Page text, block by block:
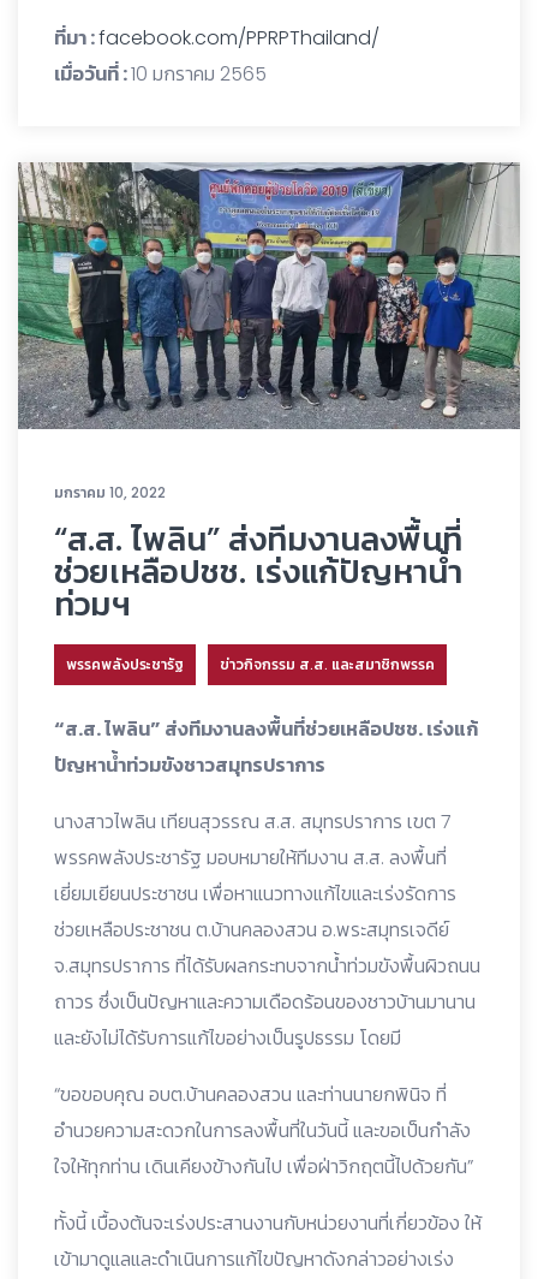
ที่มา :facebook.com/PPRPThailand/
เมื่อวันที่ :10 มกราคม 2565
มกราคม 10, 2022
“ส.ส. ไพลิน” ส่งทีมงานลงพื้นที่
ช่วยเหลือปชช. เร่งแก้ปัญหาน้ำ
ท่วมฯ
พรรคพลังประชารัฐ ข่าวกิจกรรม ส.ส. และสมาชิกพรรค
“ส.ส. ไพลิน” ส่งทีมงานลงพื้นที่ช่วยเหลือปชช. เร่งแก้
ปัญหาน้ำท่วมขังชาวสมุทรปราการ
นางสาวไพลิน เทียนสุวรรณ ส.ส. สมุทรปราการ เขต 7
พรรคพลังประชารัฐ มอบหมายให้ทีมงาน ส.ส. ลงพื้นที่
เยี่ยมเยียนประชาชน เพื่อหาแนวทางแก้ไขและเร่งรัดการ
ช่วยเหลือประชาชน ต.บ้านคลองสวน อ.พระสมุทรเจดีย์
จ.สมุทรปราการ ที่ได้รับผลกระทบจากน้ำท่วมขังพื้นผิวถนน
ถาวร ซึ่งเป็นปัญหาและความเดือดร้อนของชาวบ้านมานาน
และยังไม่ได้รับการแก้ไขอย่างเป็นรูปธรรม โดยมี
“ขอขอบคุณ อบต.บ้านคลองสวน และท่านนายกพินิจ ที่
อำนวยความสะดวกในการลงพื้นที่ในวันนี้ และขอเป็นกำลัง
ใจให้ทุกท่าน เดินเคียงข้างกันไป เพื่อฝ่าวิกฤตนี้ไปด้วยกัน”
ทั้งนี้ เบื้องต้นจะเร่งประสานงานกับหน่วยงานที่เกี่ยวข้อง ให้
เข้ามาดูแลและดำเนินการแก้ไขปัญหาดังกล่าวอย่างเร่ง